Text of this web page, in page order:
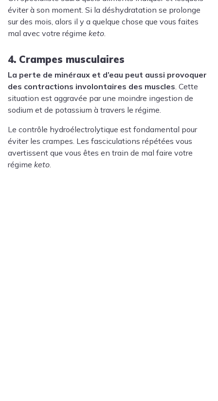
éviter à son moment. Si la déshydratation se prolonge
sur des mois, alors il y a quelque chose que vous faites
mal avec votre régime keto
4. Crampes musculaires
La perte de minéraux et d’eau peut aussi provoquer
des contractions involontaires des muscles . Cette
situation est aggravée par une moindre ingestion de
sodium et de potassium à travers le régime.
Le contrôle hydroélectrolytique est fondamental pour
éviter les crampes. Les fasciculations répétées vous
avertissent que vous êtes en train de mal faire votre
régime keto